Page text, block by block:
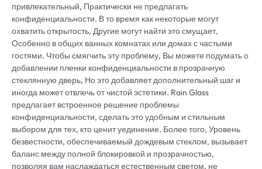
привлекательный, Практически не предлагать
конфиденциальности. В то время как некоторые могут
охватить открытость, Другие могут найти это смущает,
Особенно в общих ванных комнатах или домах с частыми
гостями. Чтобы смягчить эту проблему, Вы можете подумать о
добавлении пленки конфиденциальности в прозрачную
стеклянную дверь, Но это добавляет дополнительный шаг и
иногда может отвлечь от чистой эстетики. Rain Glass
предлагает встроенное решение проблемы
конфиденциальности, сделать это удобным и стильным
выбором для тех, кто ценит уединение. Более того, Уровень
безвестности, обеспечиваемый дождевым стеклом, вызывает
баланс между полной блокировкой и прозрачностью,
позволяя вам наслаждаться естественным светом, не